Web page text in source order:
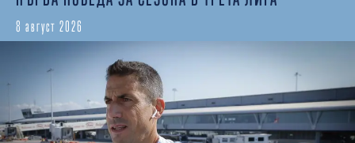
8 август 2026